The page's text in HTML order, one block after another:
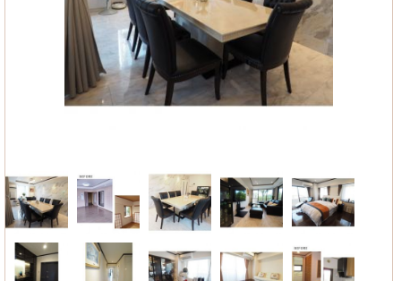
Instagram